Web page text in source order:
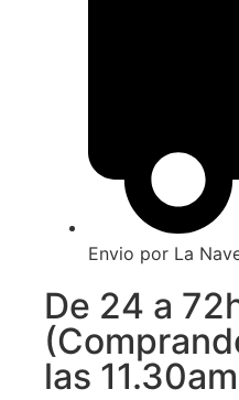
Envio por La
De 24 a
las